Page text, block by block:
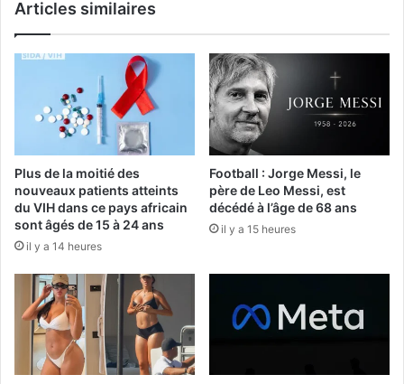
Articles similaires
Plus de la moitié des
nouveaux patients atteints
du VIH dans ce pays africain
sont âgés de 15 à 24 ans
il y a 14 heures
Football : Jorge Messi, le
père de Leo Messi, est
décédé à l’âge de 68 ans
il y a 15 heures